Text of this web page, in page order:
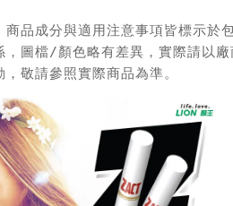
品成分與適用注意事項皆標示於
圖檔/顏色略有差異，實際請以
敬請參照實際商品為準。